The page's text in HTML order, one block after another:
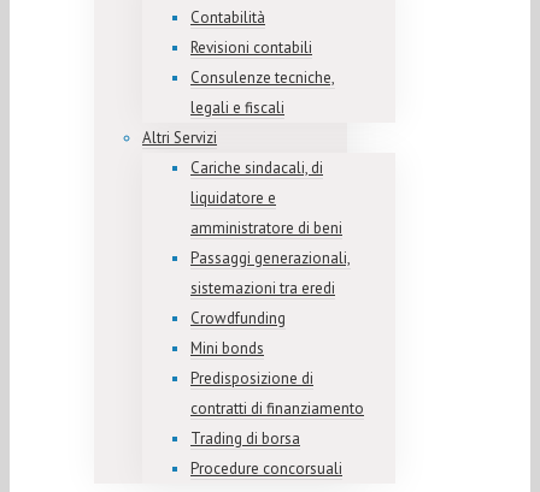
Contabilità
Revisioni contabili
Consulenze tecniche,
legali e fiscali
Altri Servizi
Cariche sindacali, di
liquidatore e
amministratore di beni
Passaggi generazionali,
sistemazioni tra eredi
Crowdfunding
Mini bonds
Predisposizione di
contratti di finanziamento
Trading di borsa
Procedure concorsuali